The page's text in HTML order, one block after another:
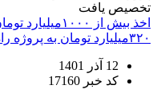
تخصیص یافت
اخذ بیش از
۳۲۰میلیارد تومان به پروژه راه‌آهن تخصیص یافت
12 آذر 1401
کد خبر 17160